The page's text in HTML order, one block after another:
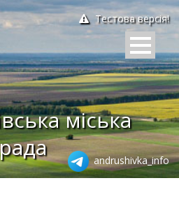
Тестова версія!
міська
andrushivka_info